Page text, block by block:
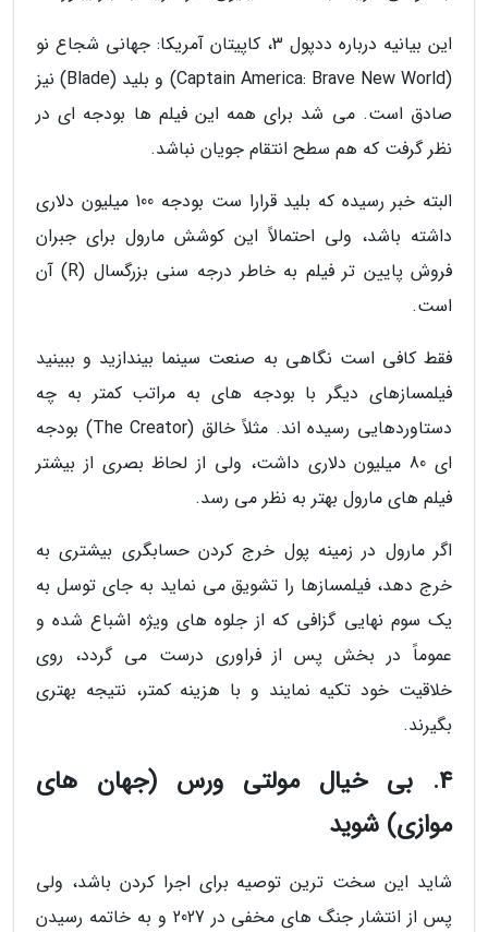
این بیانیه درباره ددپول 3، کاپیتان آمریکا: جهانی شجاع نو
(Captain America: Brave New World) و بلید (Blade) نیز
صادق است. می شد برای همه این فیلم ها بودجه ای در
نظر گرفت که هم سطح انتقام جویان نباشد.
البته خبر رسیده که بلید قرارا ست بودجه 100 میلیون دلاری
داشته باشد، ولی احتمالاً این کوشش مارول برای جبران
فروش پایین تر فیلم به خاطر درجه سنی بزرگسال (R) آن
است.
فقط کافی است نگاهی به صنعت سینما بیندازید و ببینید
فیلمسازهای دیگر با بودجه های به مراتب کمتر به چه
دستاوردهایی رسیده اند. مثلاً خالق (The Creator) بودجه
ای 80 میلیون دلاری داشت، ولی از لحاظ بصری از بیشتر
فیلم های مارول بهتر به نظر می رسد.
اگر مارول در زمینه پول خرج کردن حسابگری بیشتری به
خرج دهد، فیلمسازها را تشویق می نماید به جای توسل به
یک سوم نهایی گزافی که از جلوه های ویژه اشباع شده و
عموماً در بخش پس از فراوری درست می گردد، روی
خلاقیت خود تکیه نمایند و با هزینه کمتر، نتیجه بهتری
بگیرند.
4. بی خیال مولتی ورس (جهان های
موازی) شوید
شاید این سخت ترین توصیه برای اجرا کردن باشد، ولی
پس از انتشار جنگ های مخفی در 2027 و به خاتمه رسیدن